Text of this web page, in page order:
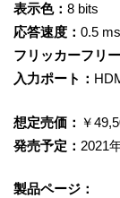
表示色： 8 bits
応答速度： 0.5
フリッカーフリー
入力ポート：
想定売価： ￥
発売予定： 2021
製品ページ：